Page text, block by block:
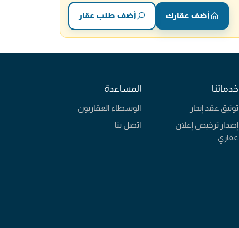
أضف عقارك أضف طلب عقار
خدماتنا
توثيق عقد إيجار
إصدار ترخيص إعلان
عقاري
المساعدة
الوسطاء العقاريون
اتصل بنا